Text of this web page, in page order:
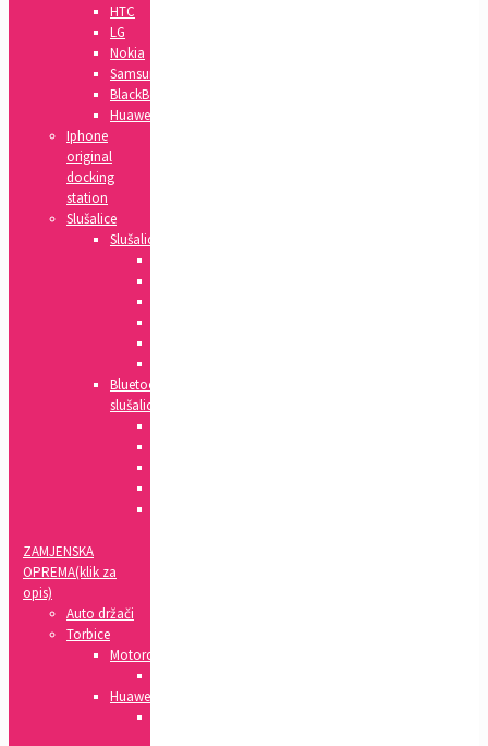
HTC
LG
Nokia
Samsung
BlackBerry
Huawei
Iphone
original
docking
station
Slušalice
Slušalice
Bluetooth
slušalice
ZAMJENSKA
OPREMA(klik za
opis)
Auto držači
Torbice
Motorola
Huawei